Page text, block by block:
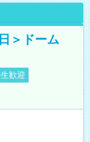
＞ドーム
歓迎